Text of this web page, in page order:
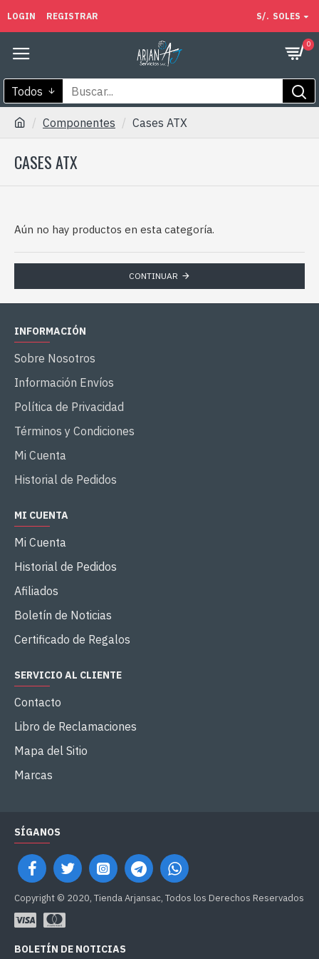
LOGIN REGISTRAR S/. SOLES
0
Todos
Componentes Cases ATX
CASES ATX
Aún no hay productos en esta categoría.
CONTINUAR
INFORMACIÓN
Sobre Nosotros
Información Envíos
Política de Privacidad
Términos y Condiciones
Mi Cuenta
Historial de Pedidos
MI CUENTA
Mi Cuenta
Historial de Pedidos
Afiliados
Boletín de Noticias
Certificado de Regalos
SERVICIO AL CLIENTE
Contacto
Libro de Reclamaciones
Mapa del Sitio
Marcas
SÍGANOS
Copyright © 2020, Tienda Arjansac, Todos los Derechos Reservados
BOLETÍN DE NOTICIAS